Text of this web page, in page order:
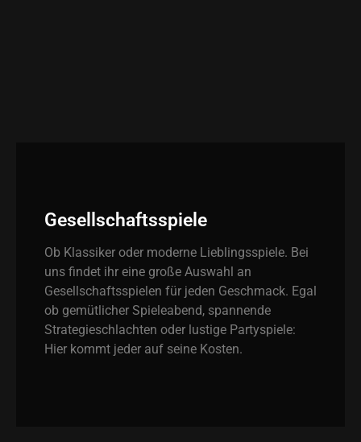
Gesellschaftsspiele
Ob Klassiker oder moderne Lieblingsspiele. Bei
uns findet ihr eine große Auswahl an
Gesellschaftsspielen für jeden Geschmack. Egal
ob gemütlicher Spieleabend, spannende
Strategieschlachten oder lustige Partyspiele:
Hier kommt jeder auf seine Kosten.